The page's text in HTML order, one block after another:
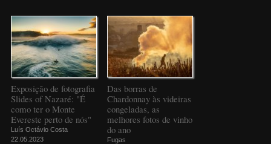
Exposição de fotografia
Slides of Nazaré: "É
como ter o Monte
Evereste perto de nós"
Luís Octávio Costa
22.05.2023
Das borras de
Chardonnay às videiras
congeladas, as
melhores fotos de vinho
do ano
Fugas